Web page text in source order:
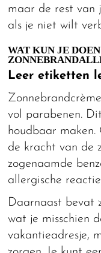
maar de rest van
als je niet wilt
WAT KUN JE
Leer etiketten
vol parabenen.
houdbaar
de kracht van de
zogenaamde
allergische
Daarnaast bevat
wat je misschien
vakantieadresje,